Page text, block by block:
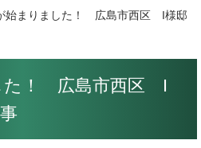
始まりました！ 広島市西区 I様邸
た！ 広島市西区 I